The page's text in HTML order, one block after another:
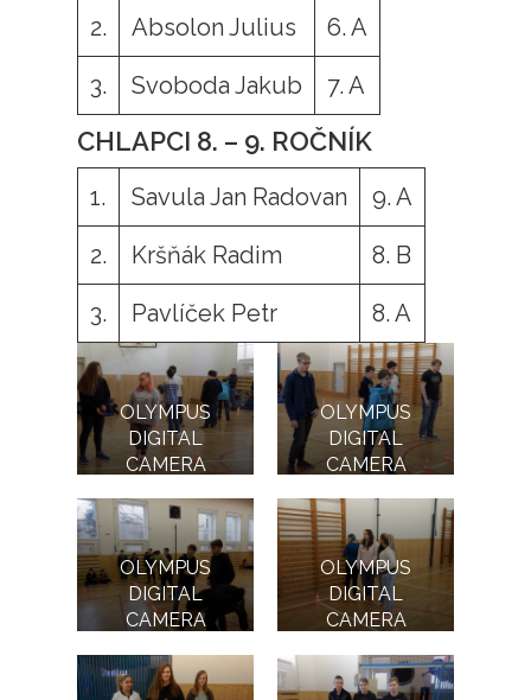
2. Absolon Julius 6. A
3. Svoboda Jakub 7. A
CHLAPCI 8. – 9. ROČNÍK
1. Savula Jan Radovan 9. A
2. Kršňák Radim 8. B
3. Pavlíček Petr 8. A
OLYMPUS
DIGITAL
CAMERA
OLYMPUS
DIGITAL
CAMERA
OLYMPUS
DIGITAL
CAMERA
OLYMPUS
DIGITAL
CAMERA